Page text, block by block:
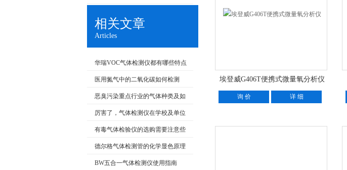
相关文章
Articles
华瑞VOC气体检测仪都有哪些特点
呢？医用氮气中的二氧化碳如何检测
恶臭污染重点行业的气体种类及如
何检测
厉害了，气体检测仪在学校及单位
食堂、酒店也能应用
有毒气体检验仪的选购需要注意些
什么？
德尔格气体检测管的化学显色原理
与现场快筛实践
BW五合一气体检测仪使用指南
埃登威G406T便携式微量氧分析仪
询 价 详 细